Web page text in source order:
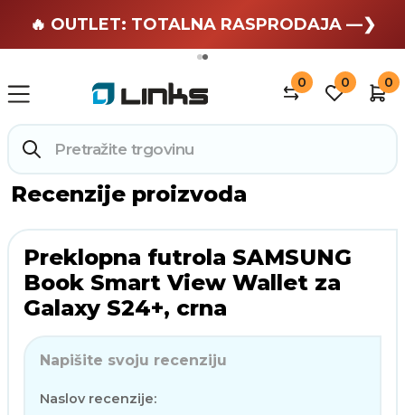
🏄 Zaslužuješ odmor —❯
🔥 OUTLET: TOTALNA RASPRODAJA —❯
0 0 0
Recenzije proizvoda
Preklopna futrola SAMSUNG
Book Smart View Wallet za
Galaxy S24+, crna
Napišite svoju recenziju
Naslov recenzije: